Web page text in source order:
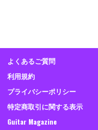
よくあるご質問
利用規約
プライバシーポリシー
特定商取引に関する表示
Guitar Magazine